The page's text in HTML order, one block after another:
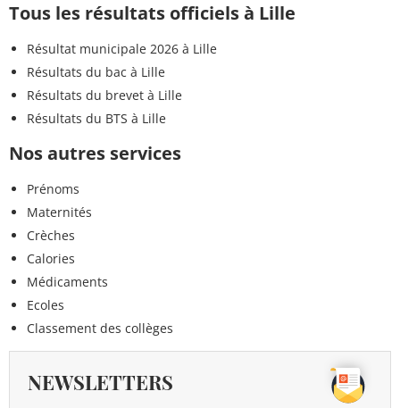
Tous les résultats officiels à Lille
Résultat municipale 2026 à Lille
Résultats du bac à Lille
Résultats du brevet à Lille
Résultats du BTS à Lille
Nos autres services
Prénoms
Maternités
Crèches
Calories
Médicaments
Ecoles
Classement des collèges
NEWSLETTERS